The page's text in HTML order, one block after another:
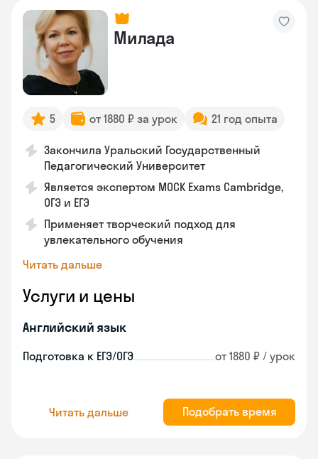
Милада
5 от 1880 ₽ за урок 21 год опыта
Закончила Уральский Государственный
Педагогический Университет
Является экспертом MOCK Exams Cambridge,
ОГЭ и ЕГЭ
Применяет творческий подход для
увлекательного обучения
Читать дальше
Услуги и цены
Английский язык
Подготовка к ЕГЭ/ОГЭ от 1880 ₽ / урок
Читать дальше Подобрать время